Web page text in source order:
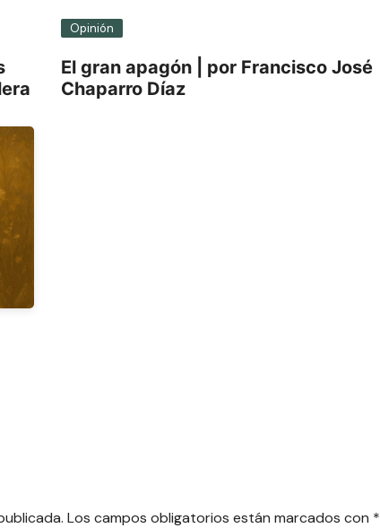
Opinión
El gran apagón | por Francisco José
Chaparro Díaz
Los campos obligatorios están marcados con *